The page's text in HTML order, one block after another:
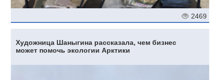
2469
Художница Шаныгина рассказала, чем бизнес
может помочь экологии Арктики